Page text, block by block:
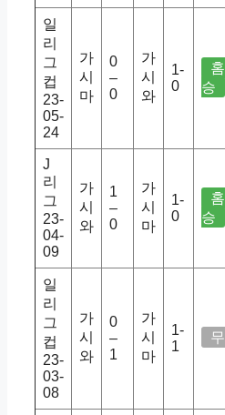
일
리
그
컵
23-
05-
24
가
시
마
0
–
0
가
시
와
1-
0
홈
승
J
리
그
23-
04-
09
가
시
와
1
–
0
가
시
마
1-
0
홈
승
일
리
그
컵
23-
03-
08
가
시
와
0
–
1
가
시
마
1-
1
무